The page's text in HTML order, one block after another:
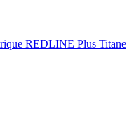
REDLINE Plus Titane